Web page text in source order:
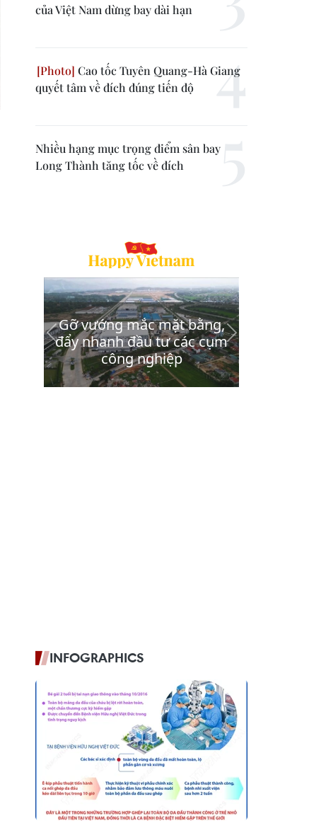
của Việt Nam dừng bay dài hạn
Cao tốc Tuyên Quang-Hà Giang
quyết tâm về đích đúng tiến độ
Nhiều hạng mục trọng điểm sân bay
Long Thành tăng tốc về đích
INFOGRAPHICS